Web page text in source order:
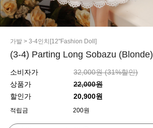
가발 > 3-4인치[12"Fashion Doll]
(3-4) Parting Long Sobazu (Blonde)
소비자가 32,000원 (31%할인)
상품가
22,000원
할인가
20,900원
적립금 200원